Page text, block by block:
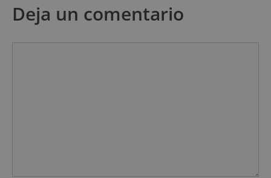
Deja un comentario